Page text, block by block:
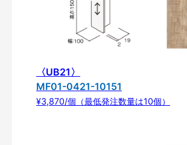
〈UB21〉
MF01-0421-10151
¥3,870/個（最低発注数量は10個）